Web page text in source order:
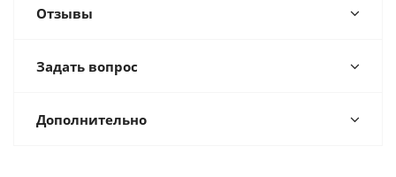
Отзывы
Задать вопрос
Дополнительно